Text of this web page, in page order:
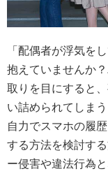
「配偶者が浮気を
抱えていませんか
取りを目にすると
い詰められてしまう
自力でスマホの履
する方法を検討す
ー侵害や違法行為